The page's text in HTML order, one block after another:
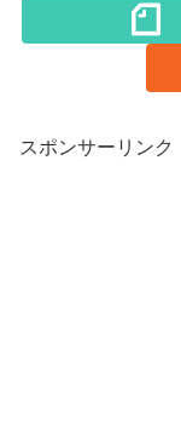
スポンサーリンク